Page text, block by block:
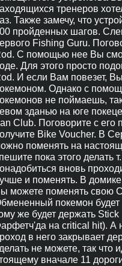
тренеров
Также замечу, что
пройденных шагов.
Fishing Guru.
С помощью нее Вы
Для этого просто
И если Вам повезет,
Однако с
не поймаешь,
зданью на юге
Club. Поговорите с его
Bike Voucher. В
поменять на
пока этого делать
вновь
и поменять. В
можете поменять свою
покемон
же будет держать
на critical hit). А
в него закрывает
не можете, так что
вначале 11